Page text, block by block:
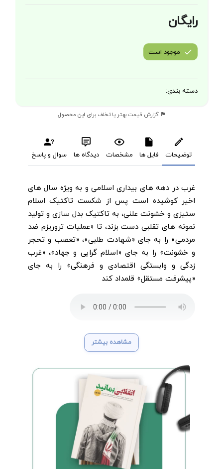
رایگان
موجود است
دسته بندی:
گزارش قیمت بهتر یا تخلف برای این محصول
توضیحات فایل ها مشخصات دیدگاه ها سوال و پاسخ
غرب در دهه های بیداری اسلامی و به ویژه سال های
اخیر کوشیده است پس از شکست تاکتیک اسلام
ستیزی و خشونت علنی، به تاکتیک بدل سازی و تولید
نمونه های تقلبی دست بزند، تا «عملیات تروریزم ضد
مردمی» را به جای «شهادت طلبی»، «تعصب و تحجر
و خشونت» را به جای «اسلام گرایی و جهاد»، «غرب
زدگی و وابستگی اقتصادی و فرهنگی» را به جای
«پیشرفت مستقل» قلمداد کند
مشاهده بیشتر